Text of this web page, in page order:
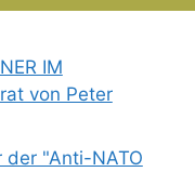
IM
von Peter
"Anti-NATO